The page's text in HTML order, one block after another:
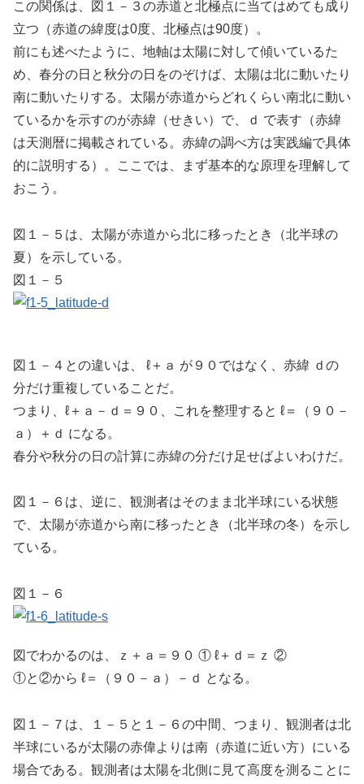
この関係は、図１－３の赤道と北極点に当てはめても成り
立つ（赤道の緯度は0度、北極点は90度）。
前にも述べたように、地軸は太陽に対して傾いているた
め、春分の日と秋分の日をのぞけば、太陽は北に動いたり
南に動いたりする。太陽が赤道からどれくらい南北に動い
ているかを示すのが赤緯（せきい）で、ｄ で表す（赤緯
は天測暦に掲載されている。赤緯の調べ方は実践編で具体
的に説明する）。ここでは、まず基本的な原理を理解して
おこう。
図１－５は、太陽が赤道から北に移ったとき（北半球の
夏）を示している。
図１－５
図１－４との違いは、 ℓ＋ａ が９０ではなく、赤緯 ｄの
分だけ重複していることだ。
つまり、ℓ＋ａ－ｄ＝９０、これを整理すると ℓ＝（９０－
ａ）＋ｄ になる。
春分や秋分の日の計算に赤緯の分だけ足せばよいわけだ。
図１－６は、逆に、観測者はそのまま北半球にいる状態
で、太陽が赤道から南に移ったとき（北半球の冬）を示し
ている。
図１－６
図でわかるのは、ｚ＋ａ＝９０ ① ℓ＋ｄ＝ｚ ②
①と②から ℓ＝（９０－ａ）－ｄ となる。
図１－７は、１－５と１－６の中間、つまり、観測者は北
半球にいるが太陽の赤偉よりは南（赤道に近い方）にいる
場合である。観測者は太陽を北側に見て高度を測ることに